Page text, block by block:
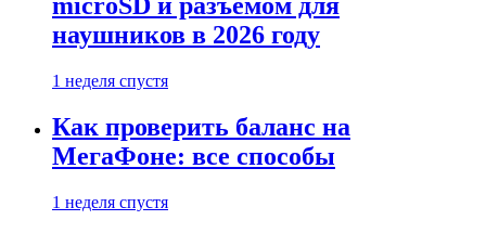
microSD и разъёмом для
наушников в 2026 году
1 неделя спустя
Как проверить баланс на
МегаФоне: все способы
1 неделя спустя